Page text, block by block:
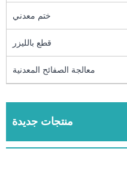
ختم معدني
قطع بالليزر
معالجة الصفائح المعدنية
منتجات جديدة